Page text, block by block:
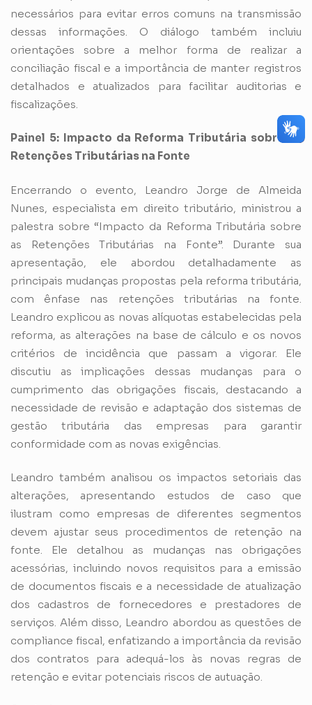
necessários para evitar erros comuns na transmissão
dessas informações. O diálogo também incluiu
orientações sobre a melhor forma de realizar a
conciliação fiscal e a importância de manter registros
detalhados e atualizados para facilitar auditorias e
fiscalizações.
Painel 5: Impacto da Reforma Tributária sobre as
Retenções Tributárias na Fonte
Encerrando o evento, Leandro Jorge de Almeida
Nunes, especialista em direito tributário, ministrou a
palestra sobre “Impacto da Reforma Tributária sobre
as Retenções Tributárias na Fonte”. Durante sua
apresentação, ele abordou detalhadamente as
principais mudanças propostas pela reforma tributária,
com ênfase nas retenções tributárias na fonte.
Leandro explicou as novas alíquotas estabelecidas pela
reforma, as alterações na base de cálculo e os novos
critérios de incidência que passam a vigorar. Ele
discutiu as implicações dessas mudanças para o
cumprimento das obrigações fiscais, destacando a
necessidade de revisão e adaptação dos sistemas de
gestão tributária das empresas para garantir
conformidade com as novas exigências.
Leandro também analisou os impactos setoriais das
alterações, apresentando estudos de caso que
ilustram como empresas de diferentes segmentos
devem ajustar seus procedimentos de retenção na
fonte. Ele detalhou as mudanças nas obrigações
acessórias, incluindo novos requisitos para a emissão
de documentos fiscais e a necessidade de atualização
dos cadastros de fornecedores e prestadores de
serviços. Além disso, Leandro abordou as questões de
compliance fiscal, enfatizando a importância da revisão
dos contratos para adequá-los às novas regras de
retenção e evitar potenciais riscos de autuação.